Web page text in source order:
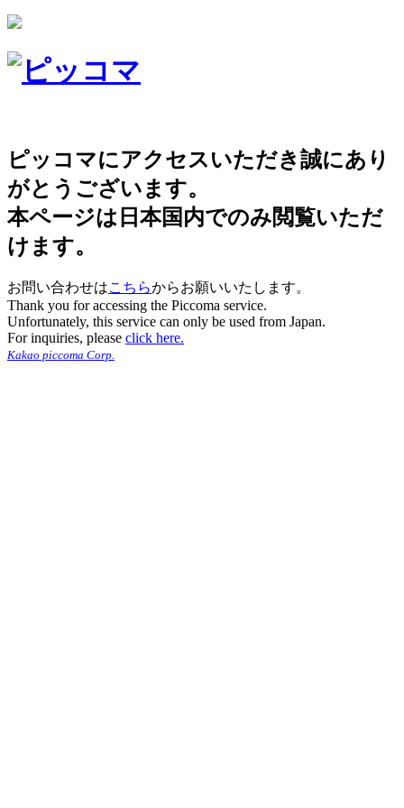
ピッコマにアクセスいただき誠にあり
がとうございます。
本ページは日本国内でのみ閲覧いただ
けます。
お問い合わせはこちらからお願いいたします。
Thank you for accessing the Piccoma service.
Unfortunately, this service can only be used from Japan.
For inquiries, please click here.
Kakao piccoma Corp.